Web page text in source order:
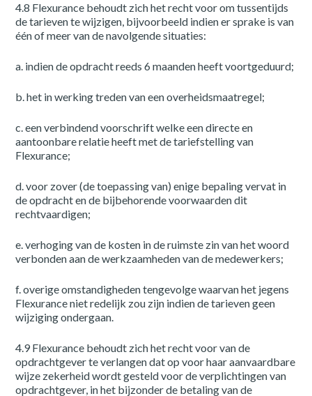
Over ons
Kennis
Contact
4.8 Flexurance behoudt zich het recht voor om tussentijds
de tarieven te wijzigen, bijvoorbeeld indien er sprake is van
één of meer van de navolgende situaties:
a. indien de opdracht reeds 6 maanden heeft voortgeduurd;
b. het in werking treden van een overheidsmaatregel;
c. een verbindend voorschrift welke een directe en
aantoonbare relatie heeft met de tariefstelling van
Flexurance;
d. voor zover (de toepassing van) enige bepaling vervat in
de opdracht en de bijbehorende voorwaarden dit
rechtvaardigen;
e. verhoging van de kosten in de ruimste zin van het woord
verbonden aan de werkzaamheden van de medewerkers;
f. overige omstandigheden tengevolge waarvan het jegens
Flexurance niet redelijk zou zijn indien de tarieven geen
wijziging ondergaan.
4.9 Flexurance behoudt zich het recht voor van de
opdrachtgever te verlangen dat op voor haar aanvaardbare
wijze zekerheid wordt gesteld voor de verplichtingen van
opdrachtgever, in het bijzonder de betaling van de